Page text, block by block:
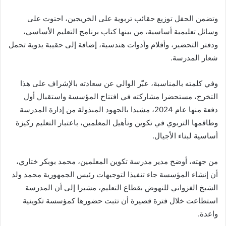
وتضمن الحفل توزيع حقائب تربوية على الخريجين، احتوت على
وسائل تعليمية أساسية، من بينها كتاب برنامج التعليم الأساسي،
ودفتر التحضير، وأقلام وأدوات هندسية، إضافة إلى حقيبة يدوية تحمل
شعار المدرسة.
وفي كلمته بالمناسبة، عبّر الوالي عن سعادته بالإشراف على هذا
التخرج، مستحضرا مشاركته في افتتاح المؤسسة واستقبال أول
دفعة منها عام 2024، مشيدا بالجهود المبذولة من إدارة المدرسة
وطاقمها التربوي في تكوين وتأهيل المعلمين، باعتبار التعليم ركيزة
أساسية لبناء الأجيال.
من جهته، أوضح مدير مدرسة تكوين المعلمين، محمد بوبكر ختاري،
أن إنشاء المؤسسة جاء تنفيذا لتوجيهات رئيس الجمهورية محمد ولد
الشيخ الغزواني للنهوض بقطاع التعليم، مشيرا إلى أن المدرسة
استطاعت خلال فترة قصيرة أن تثبت حضورها كمؤسسة تكوينية
واعدة.